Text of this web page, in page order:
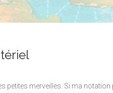
petites merveilles. Si ma